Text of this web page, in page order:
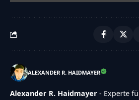
ALEXANDER R. HAIDMAYER
Alexander R. Haidmayer - Experte